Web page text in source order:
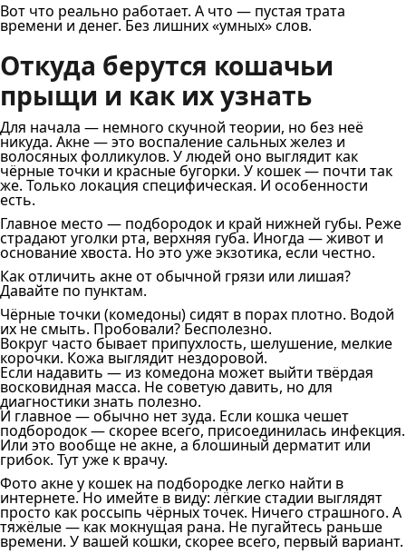
Вот что реально работает. А что — пустая трата
времени и денег. Без лишних «умных» слов.
Откуда берутся кошачьи
прыщи и как их узнать
Для начала — немного скучной теории, но без неё
никуда. Акне — это воспаление сальных желез и
волосяных фолликулов. У людей оно выглядит как
чёрные точки и красные бугорки. У кошек — почти так
же. Только локация специфическая. И особенности
есть.
Главное место — подбородок и край нижней губы. Реже
страдают уголки рта, верхняя губа. Иногда — живот и
основание хвоста. Но это уже экзотика, если честно.
Как отличить акне от обычной грязи или лишая?
Давайте по пунктам.
Чёрные точки (комедоны) сидят в порах плотно. Водой
их не смыть. Пробовали? Бесполезно.
Вокруг часто бывает припухлость, шелушение, мелкие
корочки. Кожа выглядит нездоровой.
Если надавить — из комедона может выйти твёрдая
восковидная масса. Не советую давить, но для
диагностики знать полезно.
И главное — обычно нет зуда. Если кошка чешет
подбородок — скорее всего, присоединилась инфекция.
Или это вообще не акне, а блошиный дерматит или
грибок. Тут уже к врачу.
Фото акне у кошек на подбородке легко найти в
интернете. Но имейте в виду: лёгкие стадии выглядят
просто как россыпь чёрных точек. Ничего страшного. А
тяжёлые — как мокнущая рана. Не пугайтесь раньше
времени. У вашей кошки, скорее всего, первый вариант.